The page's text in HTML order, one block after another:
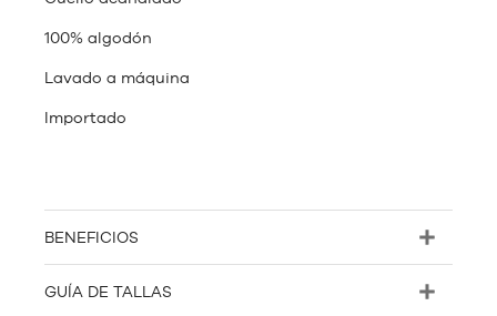
100% algodón
Lavado a máquina
Importado
BENEFICIOS
GUÍA DE TALLAS